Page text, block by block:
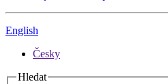
English
Česky
Hledat